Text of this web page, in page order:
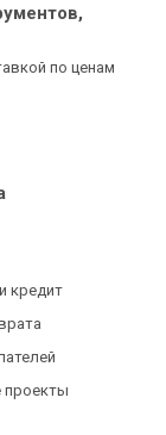
по ценам
кредит
проекты